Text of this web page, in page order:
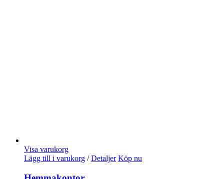
Visa varukorg
Lägg till i varukorg / Detaljer Köp nu